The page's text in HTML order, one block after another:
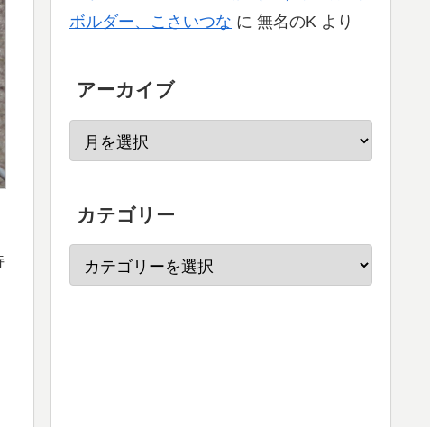
ボルダー、こさいつな に 無名のK より
アーカイブ
カテゴリー